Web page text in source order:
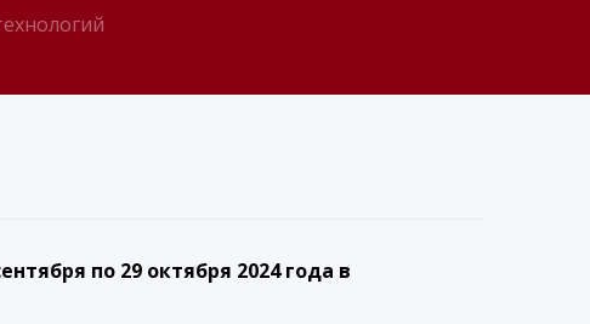
по 29 октября 2024 года в